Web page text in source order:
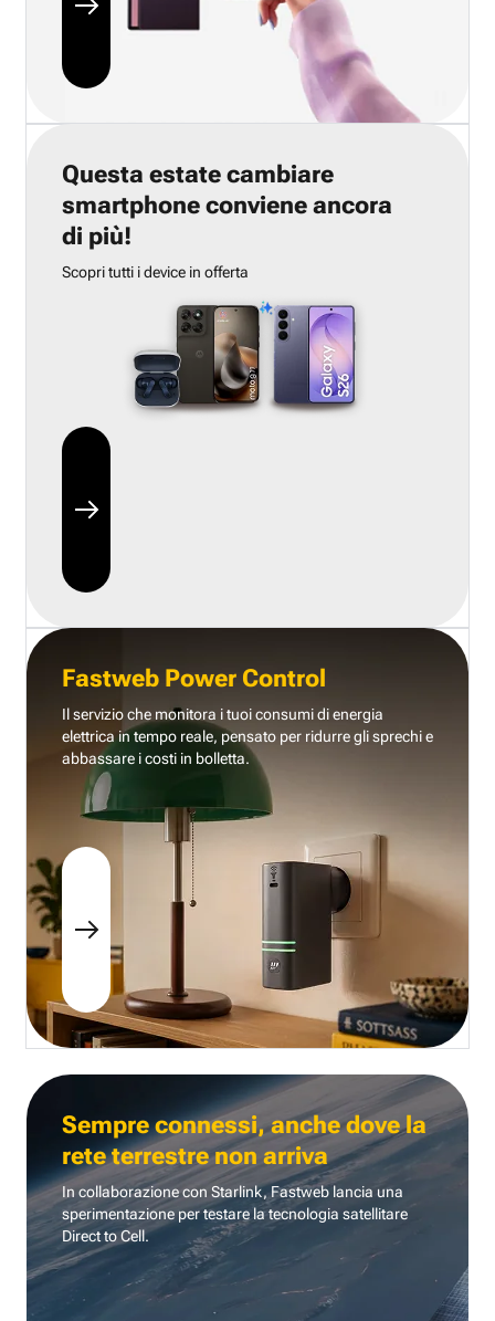
Questa estate cambiare
smartphone conviene ancora
di più!
Scopri tutti i device in offerta
Fastweb Power Control
Il servizio che monitora i tuoi consumi di energia
elettrica in tempo reale, pensato per ridurre gli sprechi e
abbassare i costi in bolletta.
Sempre connessi, anche dove la
rete terrestre non arriva
In collaborazione con Starlink, Fastweb lancia una
sperimentazione per testare la tecnologia satellitare
Direct to Cell.